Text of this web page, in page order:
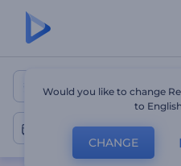
パーティーの
パーティー
Would you like to change
to
CHANGE